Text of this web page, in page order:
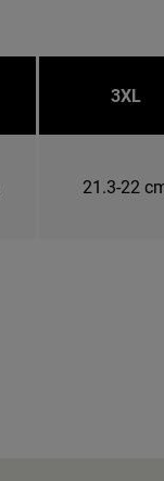
3XL
21.3-22